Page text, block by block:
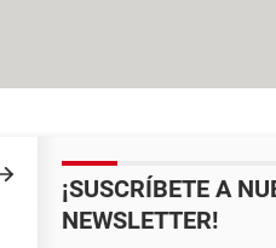
¡SUSCRÍBETE A
NEWSLETTER!